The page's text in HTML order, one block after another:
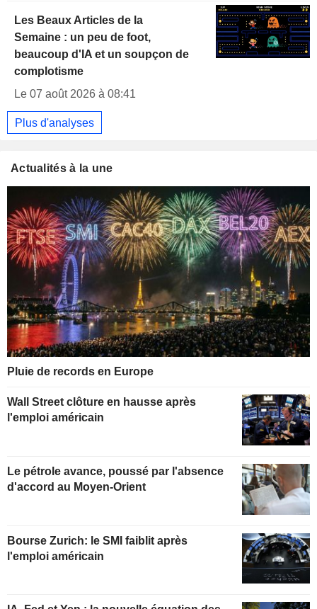
Les Beaux Articles de la
Semaine : un peu de foot,
beaucoup d'IA et un soupçon de
complotisme
Le 07 août 2026 à 08:41
Plus d'analyses
Actualités à la une
Pluie de records en Europe
Wall Street clôture en hausse après
l'emploi américain
Le pétrole avance, poussé par l'absence
d'accord au Moyen-Orient
Bourse Zurich: le SMI faiblit après
l'emploi américain